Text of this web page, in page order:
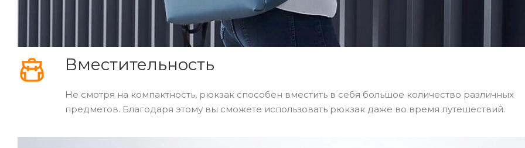
Вместительность
Не смотря на компактность, рюкзак способен вместить в себя большое количество различных
предметов. Благодаря этому вы сможете использовать рюкзак даже во время путешествий.